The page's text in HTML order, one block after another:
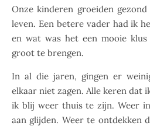
Onze kinderen groeiden
leven. Een betere vader had ik
en wat was het een mooie
groot te brengen.
In al die jaren, gingen er
elkaar niet zagen. Alle keren dat
ik blij weer thuis te zijn. Weer
aan glijden. Weer te ontdekken